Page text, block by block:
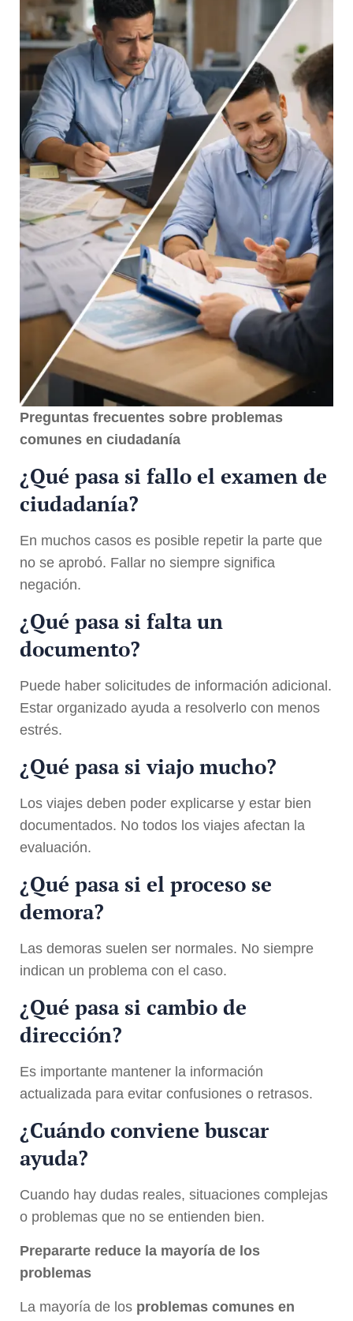
Preguntas frecuentes sobre problemas
comunes en ciudadanía
¿Qué pasa si fallo el examen de
ciudadanía?
En muchos casos es posible repetir la parte que
no se aprobó. Fallar no siempre significa
negación.
¿Qué pasa si falta un
documento?
Puede haber solicitudes de información adicional.
Estar organizado ayuda a resolverlo con menos
estrés.
¿Qué pasa si viajo mucho?
Los viajes deben poder explicarse y estar bien
documentados. No todos los viajes afectan la
evaluación.
¿Qué pasa si el proceso se
demora?
Las demoras suelen ser normales. No siempre
indican un problema con el caso.
¿Qué pasa si cambio de
dirección?
Es importante mantener la información
actualizada para evitar confusiones o retrasos.
¿Cuándo conviene buscar
ayuda?
Cuando hay dudas reales, situaciones complejas
o problemas que no se entienden bien.
Prepararte reduce la mayoría de los
problemas
La mayoría de los problemas comunes en